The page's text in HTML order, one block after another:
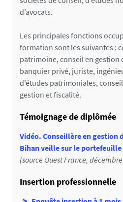
Qu'est ce que le RNCP?
grande base de données
l'ensemble des formations
incluant les compétences
modalités d'accès ou
le parcours et la pédagogie.
fait le choix de présenter
en y intégrant les fiches
des fiches descriptives de
L'objectif étant de rendre
l'offre de formation.
d’avocats.
Les principales fonctions
formation sont les suivantes :
patrimoine, conseil en
banquier privé, juriste,
d’études patrimoniales,
gestion et fiscalité.
Témoignage de diplômée
Vidéo. Conseillère en gestion
Bihan veille sur le portefeuille
(source Ouest France,
Insertion professionnelle